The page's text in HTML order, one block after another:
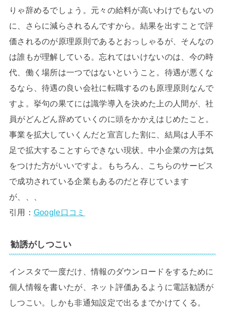
りゃ辞めるでしょう。元々の給料が高いわけでもないの
に、さらに減らされるんですから。結果を出すことで評
価されるのが原理原則であるとおっしゃるが、そんなの
は誰もが理解している。忘れてはいけないのは、今の時
代、働く場所は一つではないということ。待遇が悪くな
るなら、待遇の良い会社に転職するのも原理原則なんで
すよ。挙句の果てには識学導入を決めた上の人間が、社
員がどんどん辞めていくのに頭をかかえはじめたこと。
事業を拡大していくんだと宣言した割に、結局は人手不
足で拡大することすらできない現状。中小企業の方は気
をつけた方がいいですよ。もちろん、こちらのサービス
で成功されている企業もあるのだと存じています
が、、、
引用： Google口コミ
勧誘がしつこい
インスタで一度だけ、情報のダウンロードをするために
個人情報を書いたが、ネット評価あるように電話勧誘が
しつこい。しかも非通知設定で出るまでかけてくる。